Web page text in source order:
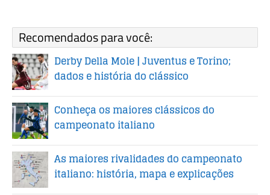
Recomendados para você:
Derby Della Mole | Juventus e Torino;
dados e história do clássico
Conheça os maiores clássicos do
campeonato italiano
As maiores rivalidades do campeonato
italiano: história, mapa e explicações